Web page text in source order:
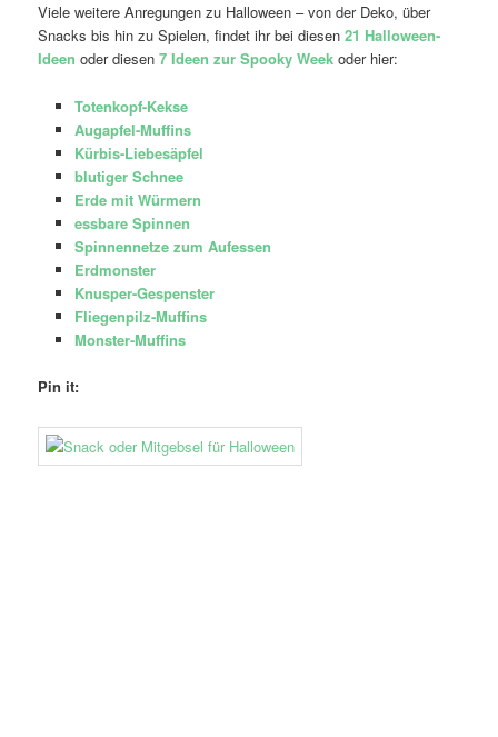
Viele weitere Anregungen zu Halloween – von der Deko, über
Snacks bis hin zu Spielen, findet ihr bei diesen21 Halloween-
Ideen oder diesen7 Ideen zur Spooky Weekoder hier:
Totenkopf-Kekse
Augapfel-Muffins
Kürbis-Liebesäpfel
blutiger Schnee
Erde mit Würmern
essbare Spinnen
Spinnennetze zum Aufessen
Erdmonster
Knusper-Gespenster
Fliegenpilz-Muffins
Monster-Muffins
Pin it: